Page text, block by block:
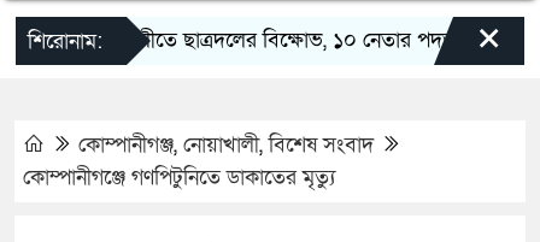
শিরোনাম:
নোয়াখালীতে ছাত্রদলের বিক্ষোভ, ১০ নেতার পদত্যাগ ×
কোম্পানীগঞ্জ, নোয়াখালী,বিশেষ সংবাদ
কোম্পানীগঞ্জে গণপিটুনিতে ডাকাতের মৃত্যু